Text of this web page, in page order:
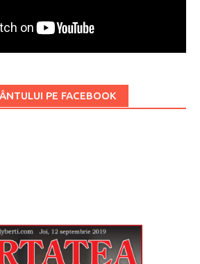
PE FACEBOOK